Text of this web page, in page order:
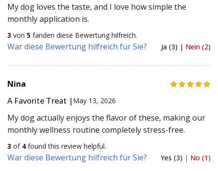
My dog loves the taste, and I love how simple the
monthly application is.
3 von 5 fanden diese Bewertung hilfreich.
War diese Bewertung hilfreich für Sie? Ja (3) | Nein (2)
Nina
A Favorite Treat | May 13, 2026
My dog actually enjoys the flavor of these, making our
monthly wellness routine completely stress-free.
3 of 4found this review helpful.
War diese Bewertung hilfreich für Sie? Yes (3) | No (1)